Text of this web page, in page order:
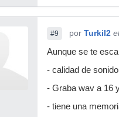
#9 por Turkil2
Aunque se te
- calidad de sonido
- Graba wav a 16
- tiene una